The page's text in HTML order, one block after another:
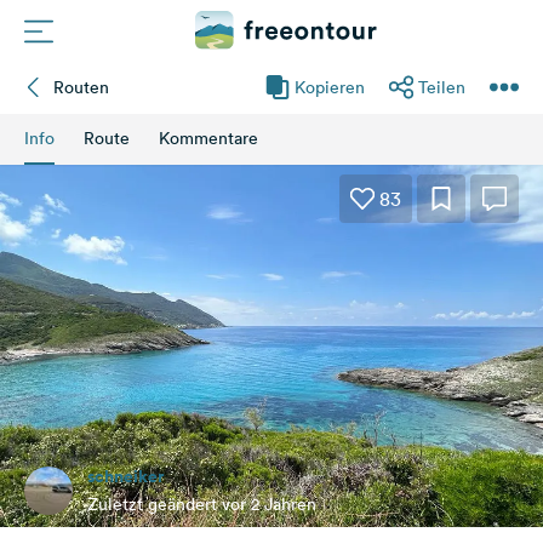
Magazin
Partner
Registrieren
Einloggen
Newsletter
Routen Kopieren Teilen
Info Route Kommentare
83
schneiker
Zuletzt geändert vor 2 Jahren